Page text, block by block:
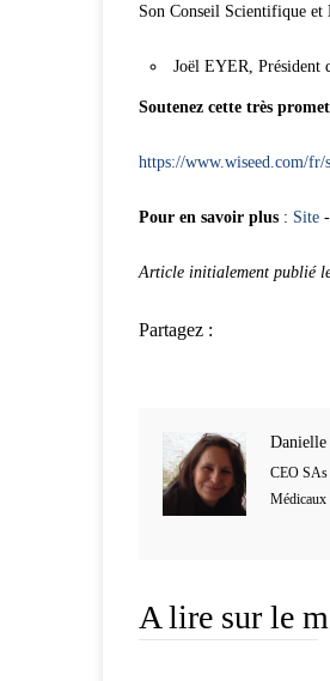
Son Conseil Scientifique et
Joël EYER, Président
Soutenez cette très
https://www.wiseed.com/fr/
Pour en savoir plus : Site -
Article initialement publié
Partagez :
Danielle
CEO SAs
A lire sur le